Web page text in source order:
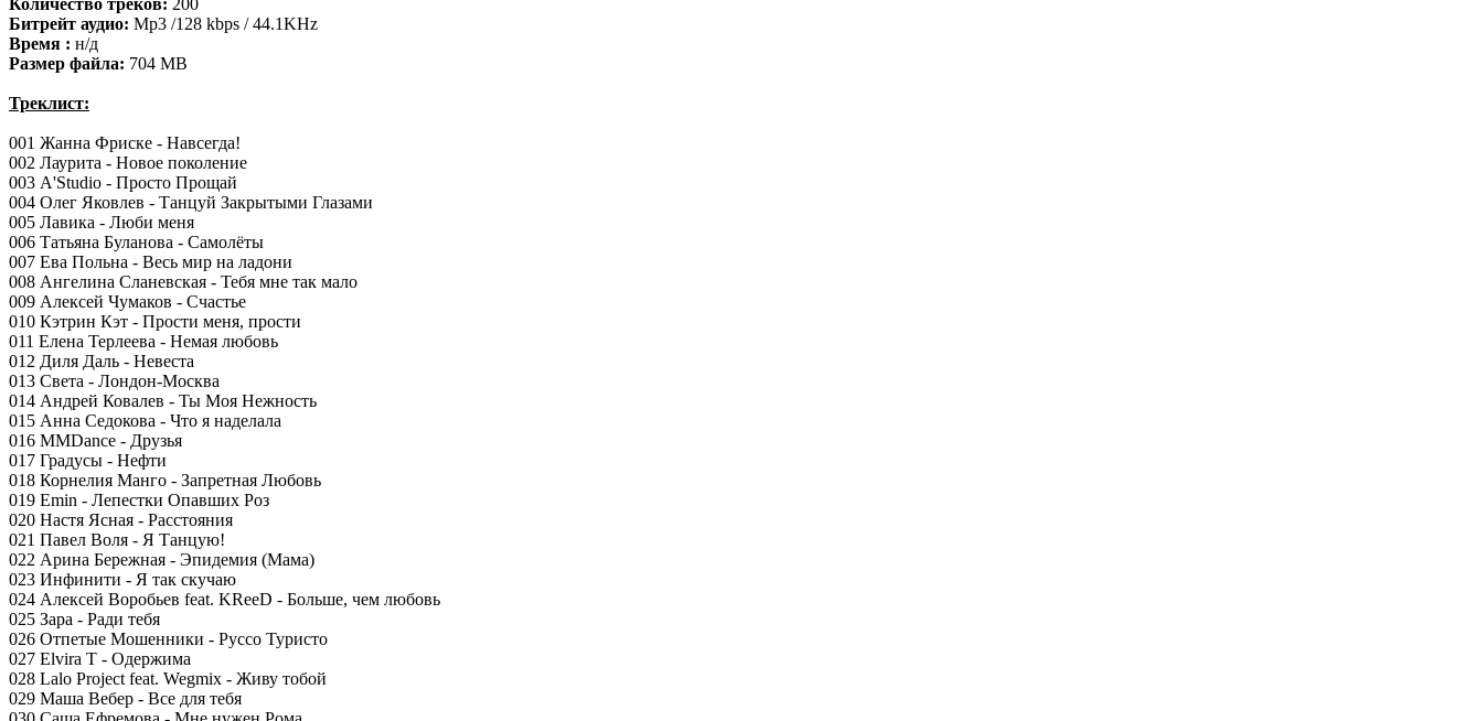
Количество треков: 200
Битрейт аудио: Mp3 /128 kbps / 44.1KHz
Время : н/д
Размер файла: 704 MB
Треклист:
001 Жанна Фриске - Навсегда!
002 Лаурита - Новое поколение
003 A'Studio - Просто Прощай
004 Олег Яковлев - Танцуй Закрытыми Глазами
005 Лавика - Люби меня
006 Татьяна Буланова - Самолёты
007 Ева Польна - Весь мир на ладони
008 Ангелина Сланевская - Тебя мне так мало
009 Алексей Чумаков - Счастье
010 Кэтрин Кэт - Прости меня, прости
011 Елена Терлеева - Немая любовь
012 Диля Даль - Невеста
013 Света - Лондон-Москва
014 Андрей Ковалев - Ты Моя Нежность
015 Анна Седокова - Что я наделала
016 MMDance - Друзья
017 Градусы - Нефти
018 Корнелия Манго - Запретная Любовь
019 Emin - Лепестки Опавших Роз
020 Настя Ясная - Расстояния
021 Павел Воля - Я Танцую!
022 Арина Бережная - Эпидемия (Мама)
023 Инфинити - Я так скучаю
024 Алексей Воробьев feat. KReeD - Больше, чем любовь
025 Зара - Ради тебя
026 Отпетые Мошенники - Руссо Туристо
027 Elvira T - Одержима
028 Lalo Project feat. Wegmix - Живу тобой
029 Маша Вебер - Все для тебя